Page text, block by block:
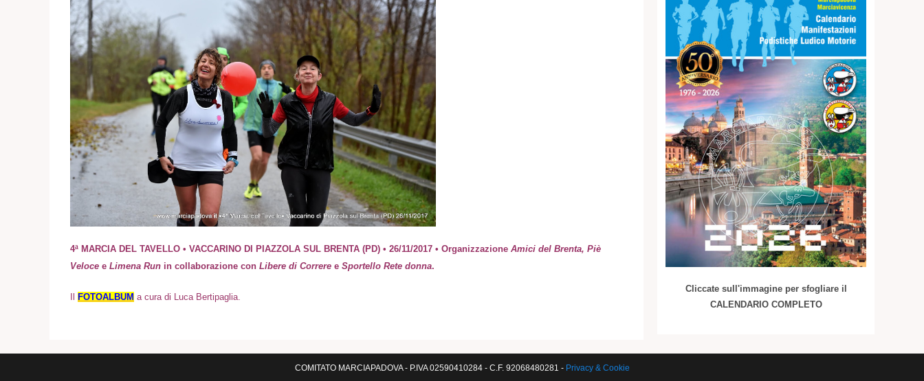
4ª MARCIA DEL TAVELLO • VACCARINO DI PIAZZOLA SUL BRENTA (PD) • 26/11/2017 • Organizzazione Amici del Brenta, Piè
Veloce e Limena Run in collaborazione con Libere di Correre e Sportello Rete donna.
FOTOALBUM a cura di Luca Bertipaglia.
Cliccate sull'immagine per sfogliare il
CALENDARIO COMPLETO
COMITATO MARCIAPADOVA - P.IVA 02590410284 - C.F. 92068480281 - Privacy & Cookie